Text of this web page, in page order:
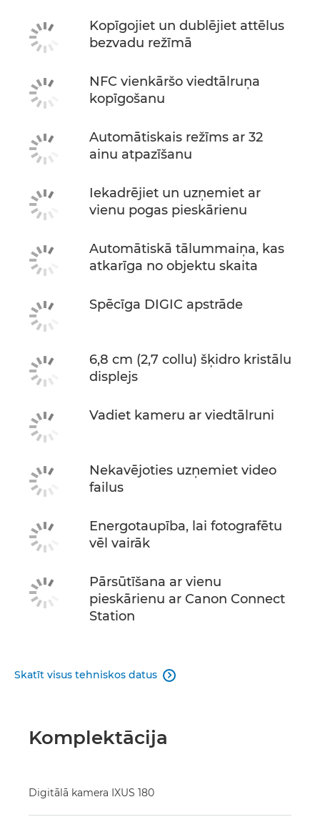
Kopīgojiet un dublējiet attēlus
bezvadu režīmā
NFC vienkāršo viedtālruņa
kopīgošanu
Automātiskais režīms ar 32
ainu atpazīšanu
Iekadrējiet un uzņemiet ar
vienu pogas pieskārienu
Automātiskā tālummaiņa, kas
atkarīga no objektu skaita
Spēcīga DIGIC apstrāde
6,8 cm (2,7 collu) šķidro kristālu
displejs
Vadiet kameru ar viedtālruni
Nekavējoties uzņemiet video
failus
Energotaupība, lai fotografētu
vēl vairāk
Pārsūtīšana ar vienu
pieskārienu ar Canon Connect
Station
Skatīt visus tehniskos datus 
Komplektācija
Digitālā kamera IXUS 180